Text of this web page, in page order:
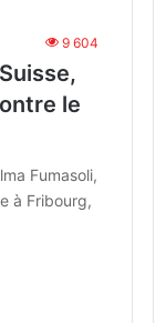
9 604
le
Fumasoli,
à Fribourg,